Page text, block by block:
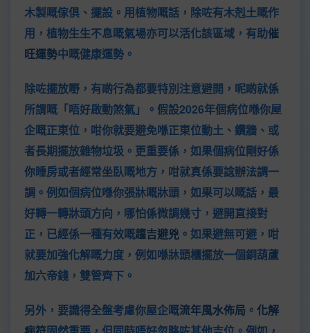
木製嘅傢俱、擺設。用植物嘅話，除咗有木剋土嘅作
用，植物生生不息嘅氣場亦可以活化該區域，有助催
旺運勢中嘅健康運勢。
除咗擺放嘢，有啲行為都要特別注意避開，呢啲就係
所謂嘅「唔好啟動煞氣」。假設2026年個病位喺你屋
企嘅正東位，咁你就要避免喺正東位動土、鑽牆、或
者長期擺放雜物垃圾。更重要係，如果個病位剛好係
你睡房或者經常坐臥嘅地方，咁就真係要諗辦法調一
調。例如個病位喺你張牀嘅牀頭，如果可以嘅話，最
好轉一轉牀頭方向，哪怕係微調幾寸，避開直接對
正，已經係一種有效嘅趨吉避兇 。如果避無可避，咁
就要加強化解嘅力度，例如喺牀頭櫃擺放一個銅葫蘆
加六帝錢，雙管齊下。
另外，要識得全盤考慮你屋企嘅流年風水佈局 。 化解